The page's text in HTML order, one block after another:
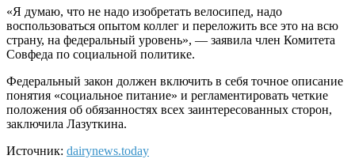
«Я думаю, что не надо изобретать велосипед, надо
воспользоваться опытом коллег и переложить все это на всю
страну, на федеральный уровень», — заявила член Комитета
Совфеда по социальной политике.
Федеральный закон должен включить в себя точное описание
понятия «социальное питание» и регламентировать четкие
положения об обязанностях всех заинтересованных сторон,
заключила Лазуткина.
Источник: dairynews.today